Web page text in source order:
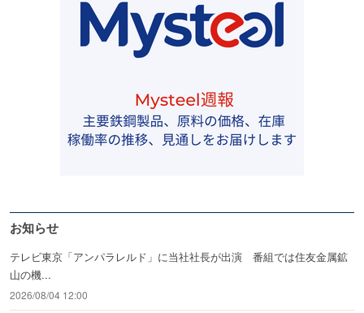
お知らせ
テレビ東京「アンパラレルド」に当社社長が出演 番組では住友金属鉱
山の機...
2026/08/04 12:00